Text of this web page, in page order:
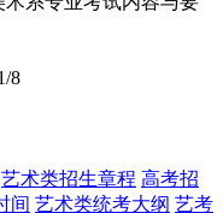
8
艺术类招生章程 高考招
间 艺术类统考大纲 艺考